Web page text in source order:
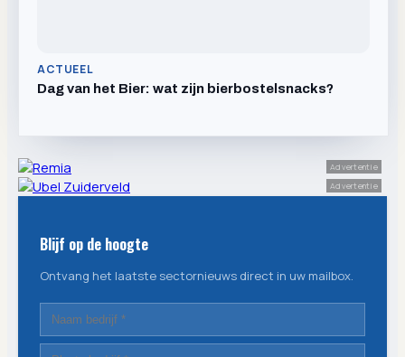
ACTUEEL
Dag van het Bier: wat zijn bierbostelsnacks?
Advertentie
Advertentie
Blijf op de hoogte
Ontvang het laatste sectornieuws direct in uw mailbox.